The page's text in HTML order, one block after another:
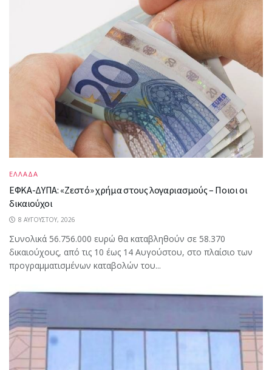
ΕΛΛΑΔΑ
ΕΦΚΑ-ΔΥΠΑ: «Ζεστό» χρήμα στους λογαριασμούς – Ποιοι οι
δικαιούχοι
8 ΑΥΓΟΎΣΤΟΥ, 2026
Συνολικά 56.756.000 ευρώ θα καταβληθούν σε 58.370
δικαιούχους, από τις 10 έως 14 Αυγούστου, στο πλαίσιο των
προγραμματισμένων καταβολών του...